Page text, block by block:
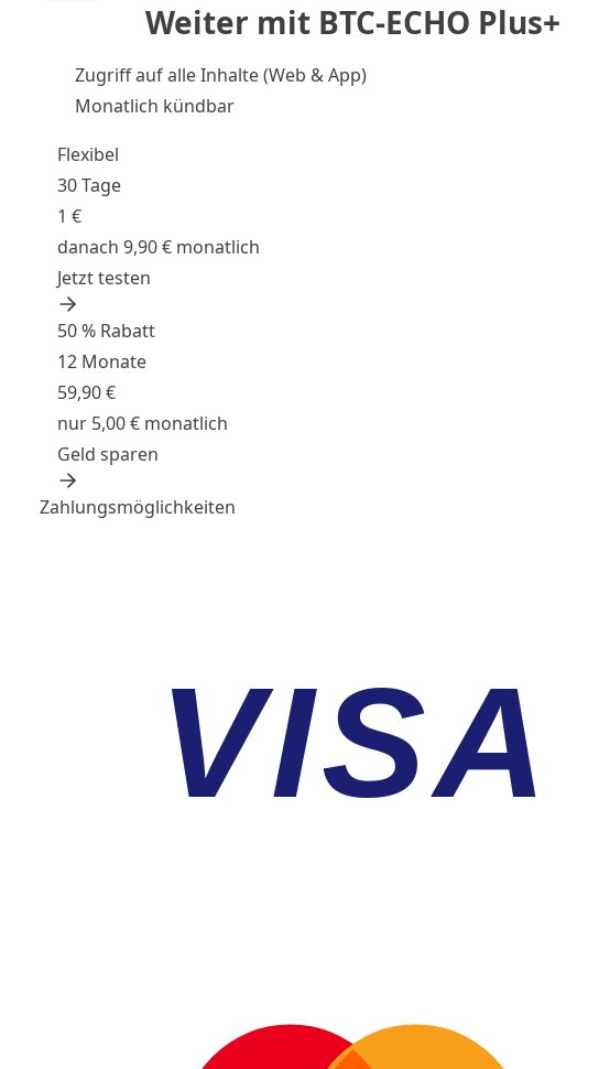
Weiter mit BTC-ECHO Plus+
Zugriff auf alle Inhalte (Web & App)
Monatlich kündbar
Flexibel
30 Tage
1 €
danach 9,90 € monatlich
Jetzt testen
50 % Rabatt
12 Monate
59,90 €
nur 5,00 € monatlich
Geld sparen
Zahlungsmöglichkeiten
VISA